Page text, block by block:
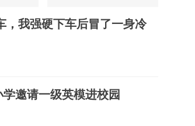
，我强硬下车后冒了一身冷
邀请一级英模进校园